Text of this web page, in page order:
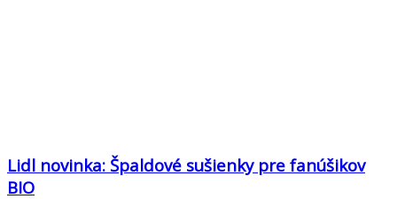
Lidl novinka: Špaldové sušienky pre fanúšikov
BIO